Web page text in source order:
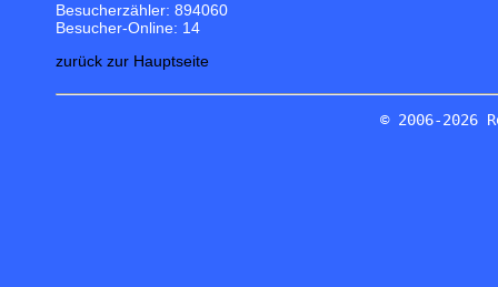
Besucherzähler: 894060
Besucher-Online: 14
zurück zur Hauptseite
© 2006-2026